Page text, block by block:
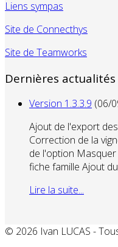
Liens sympas
Site de Connecthys
Site de Teamworks
Dernières actualités
Version 1.3.3.9 (06/
Ajout de l'export
Correction de la
de l'option
fiche famille Ajout
Lire la suite...
© 2026 Ivan LUCAS -